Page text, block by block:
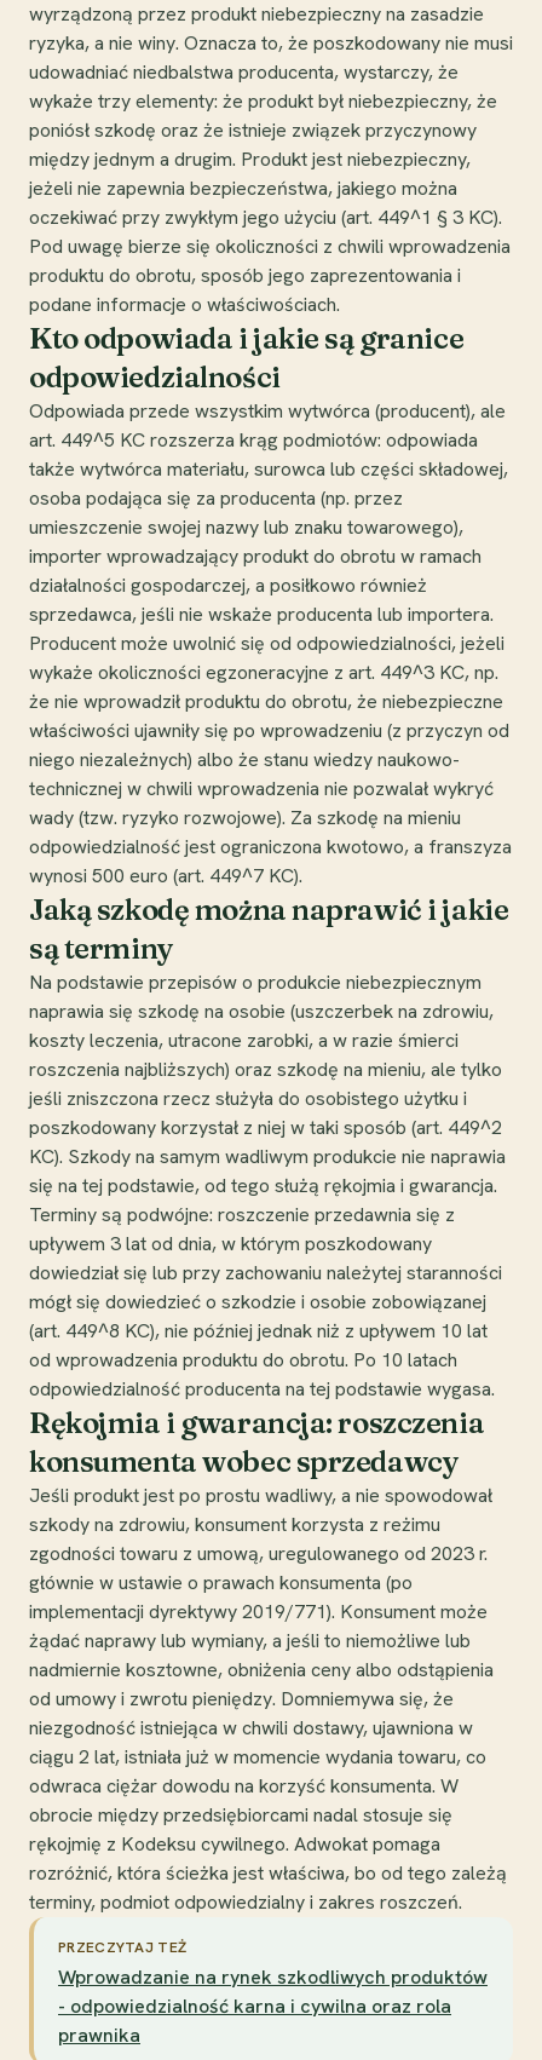
wyrządzoną przez produkt niebezpieczny na zasadzie
ryzyka, a nie winy. Oznacza to, że poszkodowany nie musi
udowadniać niedbalstwa producenta, wystarczy, że
wykaże trzy elementy: że produkt był niebezpieczny, że
poniósł szkodę oraz że istnieje związek przyczynowy
między jednym a drugim. Produkt jest niebezpieczny,
jeżeli nie zapewnia bezpieczeństwa, jakiego można
oczekiwać przy zwykłym jego użyciu (art. 449^1 § 3 KC).
Pod uwagę bierze się okoliczności z chwili wprowadzenia
produktu do obrotu, sposób jego zaprezentowania i
podane informacje o właściwościach.
Kto odpowiada i jakie są granice
odpowiedzialności
Odpowiada przede wszystkim wytwórca (producent), ale
art. 449^5 KC rozszerza krąg podmiotów: odpowiada
także wytwórca materiału, surowca lub części składowej,
osoba podająca się za producenta (np. przez
umieszczenie swojej nazwy lub znaku towarowego),
importer wprowadzający produkt do obrotu w ramach
działalności gospodarczej, a posiłkowo również
sprzedawca, jeśli nie wskaże producenta lub importera.
Producent może uwolnić się od odpowiedzialności, jeżeli
wykaże okoliczności egzoneracyjne z art. 449^3 KC, np.
że nie wprowadził produktu do obrotu, że niebezpieczne
właściwości ujawniły się po wprowadzeniu (z przyczyn od
niego niezależnych) albo że stanu wiedzy naukowo-
technicznej w chwili wprowadzenia nie pozwalał wykryć
wady (tzw. ryzyko rozwojowe). Za szkodę na mieniu
odpowiedzialność jest ograniczona kwotowo, a franszyza
wynosi 500 euro (art. 449^7 KC).
Jaką szkodę można naprawić i jakie
są terminy
Na podstawie przepisów o produkcie niebezpiecznym
naprawia się szkodę na osobie (uszczerbek na zdrowiu,
koszty leczenia, utracone zarobki, a w razie śmierci
roszczenia najbliższych) oraz szkodę na mieniu, ale tylko
jeśli zniszczona rzecz służyła do osobistego użytku i
poszkodowany korzystał z niej w taki sposób (art. 449^2
KC). Szkody na samym wadliwym produkcie nie naprawia
się na tej podstawie, od tego służą rękojmia i gwarancja.
Terminy są podwójne: roszczenie przedawnia się z
upływem 3 lat od dnia, w którym poszkodowany
dowiedział się lub przy zachowaniu należytej staranności
mógł się dowiedzieć o szkodzie i osobie zobowiązanej
(art. 449^8 KC), nie później jednak niż z upływem 10 lat
od wprowadzenia produktu do obrotu. Po 10 latach
odpowiedzialność producenta na tej podstawie wygasa.
Rękojmia i gwarancja: roszczenia
konsumenta wobec sprzedawcy
Jeśli produkt jest po prostu wadliwy, a nie spowodował
szkody na zdrowiu, konsument korzysta z reżimu
zgodności towaru z umową, uregulowanego od 2023 r.
głównie w ustawie o prawach konsumenta (po
implementacji dyrektywy 2019/771). Konsument może
żądać naprawy lub wymiany, a jeśli to niemożliwe lub
nadmiernie kosztowne, obniżenia ceny albo odstąpienia
od umowy i zwrotu pieniędzy. Domniemywa się, że
niezgodność istniejąca w chwili dostawy, ujawniona w
ciągu 2 lat, istniała już w momencie wydania towaru, co
odwraca ciężar dowodu na korzyść konsumenta. W
obrocie między przedsiębiorcami nadal stosuje się
rękojmię z Kodeksu cywilnego. Adwokat pomaga
rozróżnić, która ścieżka jest właściwa, bo od tego zależą
terminy, podmiot odpowiedzialny i zakres roszczeń.
PRZECZYTAJ TEŻ
Wprowadzanie na rynek szkodliwych produktów
- odpowiedzialność karna i cywilna oraz rola
prawnika